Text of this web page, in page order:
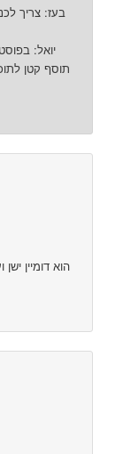
בעז: צריך
יואל:
תוסף קטן